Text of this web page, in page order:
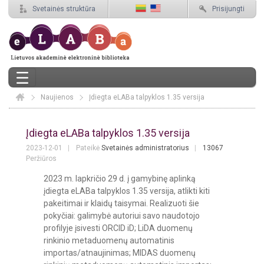
Svetainės struktūra Prisijungti
Elaba
Naujienos Įdiegta eLABa talpyklos 1.35 versija
Įdiegta eLABa talpyklos 1.35 versija
2023-12-01 Pateikė Svetainės administratorius
13067
Peržiūros
2023 m. lapkričio 29 d. į gamybinę aplinką
įdiegta eLABa talpyklos 1.35 versija, atlikti kiti
pakeitimai ir klaidų taisymai. Realizuoti šie
pokyčiai: galimybė autoriui savo naudotojo
profilyje įsivesti ORCID iD; LiDA duomenų
rinkinio metaduomenų automatinis
importas/atnaujinimas; MIDAS duomenų